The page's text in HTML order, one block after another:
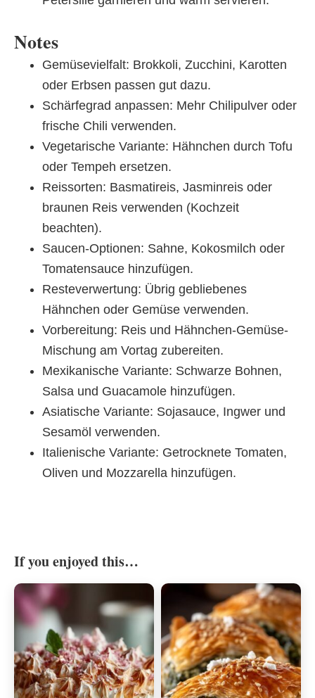
Notes
Gemüsevielfalt: Brokkoli, Zucchini, Karotten
oder Erbsen passen gut dazu.
Schärfegrad anpassen: Mehr Chilipulver oder
frische Chili verwenden.
Vegetarische Variante: Hähnchen durch Tofu
oder Tempeh ersetzen.
Reissorten: Basmatireis, Jasminreis oder
braunen Reis verwenden (Kochzeit
beachten).
Saucen-Optionen: Sahne, Kokosmilch oder
Tomatensauce hinzufügen.
Resteverwertung: Übrig gebliebenes
Hähnchen oder Gemüse verwenden.
Vorbereitung: Reis und Hähnchen-Gemüse-
Mischung am Vortag zubereiten.
Mexikanische Variante: Schwarze Bohnen,
Salsa und Guacamole hinzufügen.
Asiatische Variante: Sojasauce, Ingwer und
Sesamöl verwenden.
Italienische Variante: Getrocknete Tomaten,
Oliven und Mozzarella hinzufügen.
If you enjoyed this…